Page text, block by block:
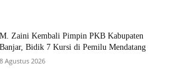
M. Zaini Kembali Pimpin PKB Kabupaten
Banjar, Bidik 7 Kursi di Pemilu Mendatang
8 Agustus 2026